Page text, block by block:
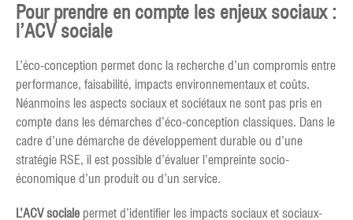
Pour prendre en compte les enjeux sociaux :
l’ACV sociale
L’éco-conception permet donc la recherche d’un compromis entre
performance, faisabilité, impacts environnementaux et coûts.
Néanmoins les aspects sociaux et sociétaux ne sont pas pris en
compte dans les démarches d’éco-conception classiques. Dans le
cadre d’une démarche de développement durable ou d’une
stratégie RSE, il est possible d’évaluer l’empreinte socio-
économique d’un produit ou d’un service.
L’ACV sociale permet d’identifier les impacts sociaux et sociaux-